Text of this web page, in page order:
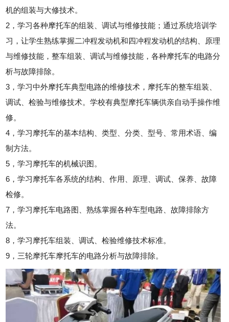
机的组装与大修技术。
2，学习各种摩托车的组装、调试与维修技能；通过系统培训学
习，让学生熟练掌握二冲程发动机和四冲程发动机的结构、原理
与维修技能，整车组装、调试与维修技能，各种摩托车的电路分
析与故障排除。
3，学习中外摩托车典型电路的维修技术，摩托车的整车组装、
调试、检验与维修技术。学校有典型摩托车辆供亲自动手操作维
修。
4，学习摩托车的基本结构、类型、分类、型号、常用术语、编
制方法。
5，学习摩托车的机械识图。
6，学习摩托车各系统的结构、作用、原理、调试、保养、故障
检修。
7，学习摩托车电路图、熟练掌握各种车型电路、故障排除方
法。
8，学习摩托车组装、调试、检验维修技术标准。
9，三轮摩托车摩托车的电路分析与故障排除。